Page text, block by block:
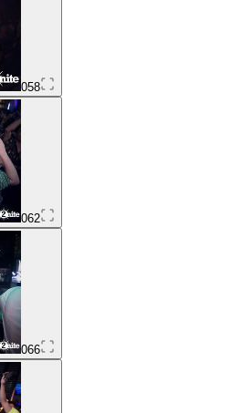
058
062
066